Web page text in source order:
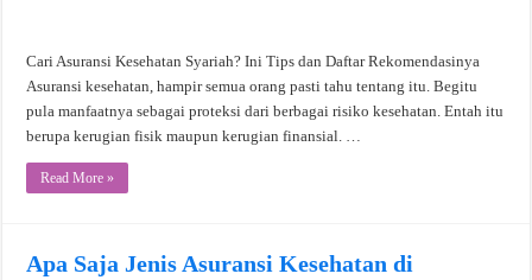
Cari Asuransi Kesehatan Syariah? Ini Tips dan Daftar Rekomendasinya
Asuransi kesehatan, hampir semua orang pasti tahu tentang itu. Begitu
pula manfaatnya sebagai proteksi dari berbagai risiko kesehatan. Entah itu
berupa kerugian fisik maupun kerugian finansial. …
Read More »
Apa Saja Jenis Asuransi Kesehatan di